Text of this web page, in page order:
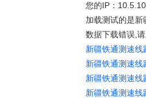
您的IP：
加载测试的是
数据下载错误,
新疆铁通测速线
新疆铁通测速线
新疆铁通测速线
新疆铁通测速线